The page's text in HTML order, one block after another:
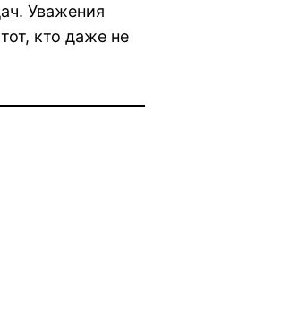
Уважения
кто даже не